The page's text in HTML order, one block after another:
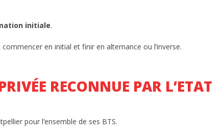
initiale.
en initial et finir en alternance ou l’inverse.
RECONNUE PAR L’ETAT
pour l’ensemble de ses BTS.